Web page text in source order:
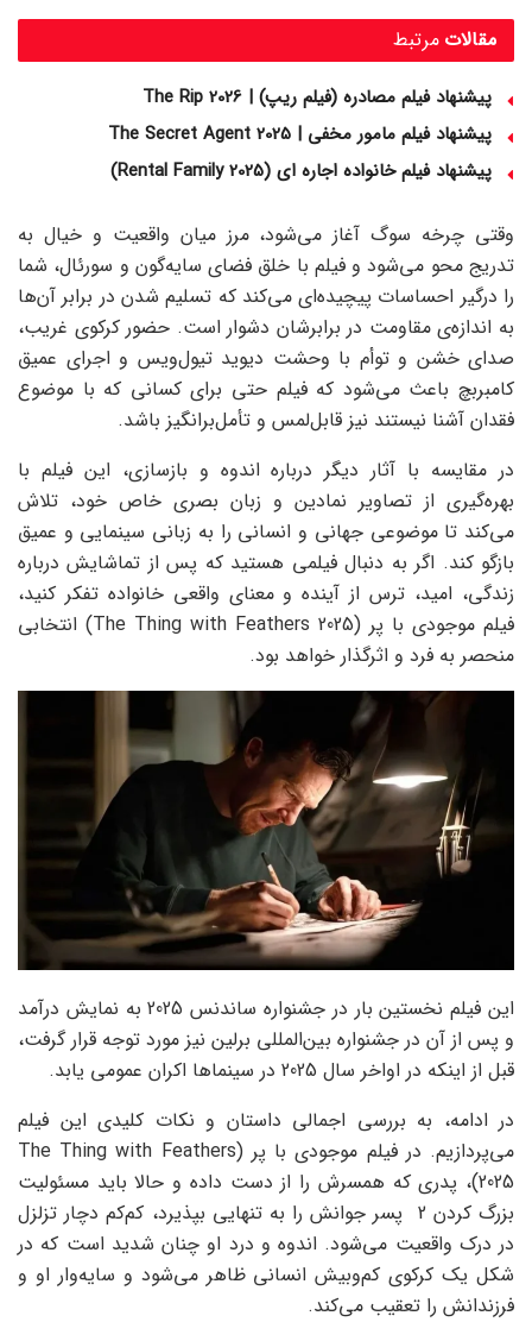
مرتبط مقالات
پیشنهاد فیلم مصادره (فیلم ریپ) | The Rip 2026
پیشنهاد فیلم مامور مخفی | The Secret Agent 2025
پیشنهاد فیلم خانواده اجاره‌ ای (Rental Family 2025)
وقتی چرخه‌ سوگ آغاز می‌شود، مرز میان واقعیت و خیال به
تدریج محو می‌شود و فیلم با خلق فضای سایه‌گون و سورئال، شما
را درگیر احساسات پیچیده‌ای می‌کند که تسلیم شدن در برابر آن‌ها
به اندازه‌ی مقاومت در برابرشان دشوار است. حضور کرکوی غریب،
صدای خشن و توأم با وحشت دیوید تیول‌ویس و اجرای عمیق
کامبربچ باعث می‌شود که فیلم حتی برای کسانی که با موضوع
فقدان آشنا نیستند نیز قابل‌لمس و تأمل‌برانگیز باشد.
در مقایسه با آثار دیگر درباره‌ اندوه و بازسازی، این فیلم با
بهره‌گیری از تصاویر نمادین و زبان بصری خاص خود، تلاش
می‌کند تا موضوعی جهانی و انسانی را به زبانی سینمایی و عمیق
بازگو کند. اگر به دنبال فیلمی هستید که پس از تماشایش درباره‌
زندگی، امید، ترس از آینده و معنای واقعی خانواده تفکر کنید،
فیلم موجودی با پر (The Thing with Feathers 2025) انتخابی
منحصر به فرد و اثرگذار خواهد بود.
این فیلم نخستین بار در جشنواره ساندنس 2025 به نمایش درآمد
و پس از آن در جشنواره بین‌المللی برلین نیز مورد توجه قرار گرفت،
قبل از اینکه در اواخر سال 2025 در سینماها اکران عمومی یابد.
در ادامه، به بررسی اجمالی داستان و نکات کلیدی این فیلم
می‌پردازیم. در فیلم موجودی با پر (The Thing with Feathers
2025)، پدری که همسرش را از دست داده و حالا باید مسئولیت
بزرگ کردن 2 پسر جوانش را به تنهایی بپذیرد، کم‌کم دچار تزلزل
در درک واقعیت می‌شود. اندوه و درد او چنان شدید است که در
شکل یک کرکوی کم‌وبیش انسانی ظاهر می‌شود و سایه‌وار او و
فرزندانش را تعقیب می‌کند.